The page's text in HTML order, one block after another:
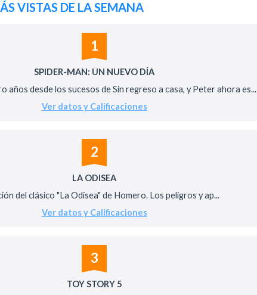
VISTAS DE LA SEMANA
1
SPIDER-MAN: UN NUEVO DÍA
años desde los sucesos de Sin regreso a casa, y Peter ahora es...
Ver datos y Calificaciones
2
LA ODISEA
del clásico "La Odisea" de Homero. Los peligros y ap...
Ver datos y Calificaciones
3
TOY STORY 5